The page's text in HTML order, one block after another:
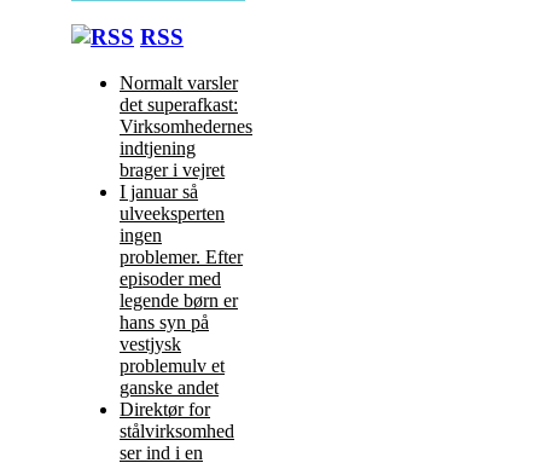
RSS
Normalt varsler
det superafkast:
Virksomhedernes
indtjening
brager i vejret
I januar så
ulveeksperten
ingen
problemer. Efter
episoder med
legende børn er
hans syn på
vestjysk
problemulv et
ganske andet
Direktør for
stålvirksomhed
ser ind i en